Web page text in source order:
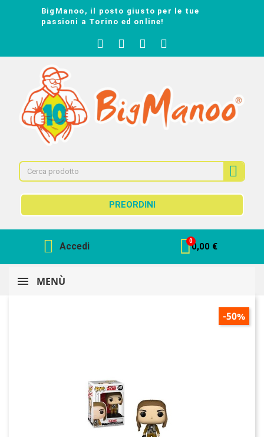
BigManoo, il posto giusto per le tue
passioni a Torino ed online!
PREORDINI
Accedi 0,00 €
MENÙ
-50%